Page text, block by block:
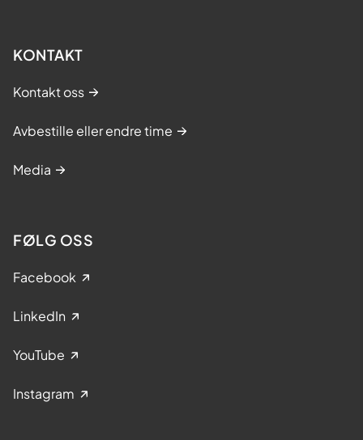
KONTAKT
Kontakt oss
Avbestille eller endre time
Media
FØLG OSS
Facebook
LinkedIn
YouTube
Instagram